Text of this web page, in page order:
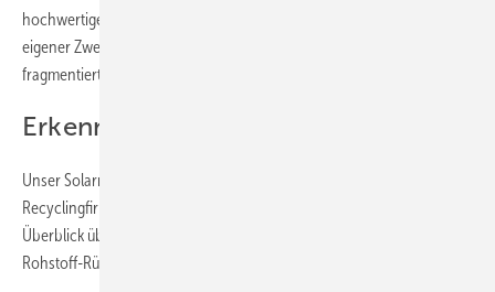
hochwertige Glas- und Siliziumfraktionen. Gleichzeitig entsteht ein
eigener Zweitmarkt für Alt- und Gebrauchtmodule, der aber noch sehr
fragmentiert und preisgetrieben ist.
Erkenntnisse durch Monitoring
Unser Solarredakteur Sven Ullrich hat bei Zweithändlern und
Recyclingfirmen recherchiert. In seinem Artikel gibt er einen guten
Überblick über den aktuellen Stand der Dinge, über Recyclingquoten,
Rohstoff-Rückgewinnung und Marktpreise für Gebrauchtmodule.